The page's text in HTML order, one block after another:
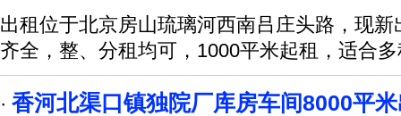
出租位于北京房山琉璃河西南吕庄头路，现
齐全，整、分租均可，1000平米起租，适合
· 香河北渠口镇独院厂库房车间8000平